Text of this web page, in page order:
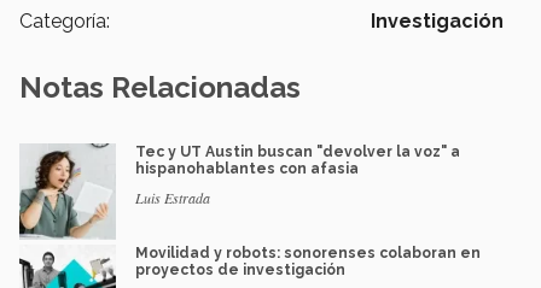
Categoría: Investigación
Notas Relacionadas
Tec y UT Austin buscan "devolver la voz" a
hispanohablantes con afasia
Luis Estrada
Movilidad y robots: sonorenses colaboran en
proyectos de investigación